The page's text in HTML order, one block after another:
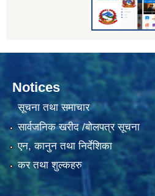
Notices
सूचना तथा समाचार
सार्वजनिक खरीद /बोलपत्र सूचना
एन, कानुन तथा निर्देशिका
कर तथा शुल्कहरु